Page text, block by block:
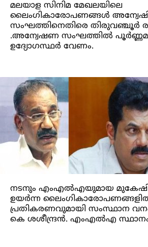
മലയാള സിനിമ മേഖലയിലെ
ലൈംഗികാരോപണങ്ങള്‍
സംഘത്തിനെതിരെ തിരുവഞ്ചൂര്‍
.അന്വേഷണ സംഘത്തിൽ
ഉദ്യോഗസ്ഥർ വേണം.
നടനും എംഎല്‍എയുമായ
ഉയര്‍ന്ന
പ്രതികരണവുമായി സംസ്ഥാന
കെ ശശീന്ദ്രന്‍. എംഎല്‍എ